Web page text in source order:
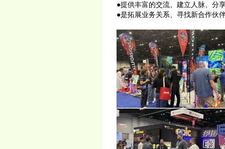
●提供丰富的交流、建立人脉、分
●是拓展业务关系、寻找新合作伙